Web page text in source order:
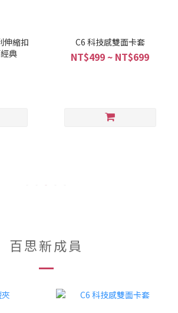
伸縮扣
典
C6 科技感雙面卡套
NT$499 ~ NT$699
百思新成員